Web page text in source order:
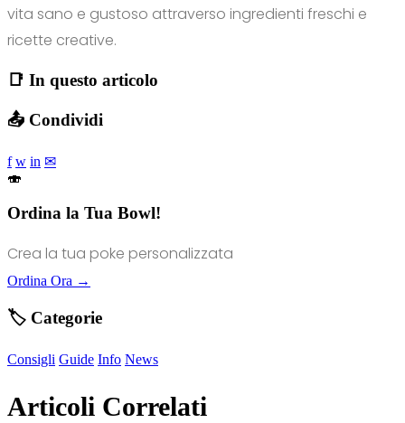
vita sano e gustoso attraverso ingredienti freschi e
ricette creative.
📑 In questo articolo
📤 Condividi
f w in ✉
🍣
Ordina la Tua Bowl!
Crea la tua poke personalizzata
Ordina Ora →
🏷️ Categorie
Consigli Guide Info News
Articoli Correlati